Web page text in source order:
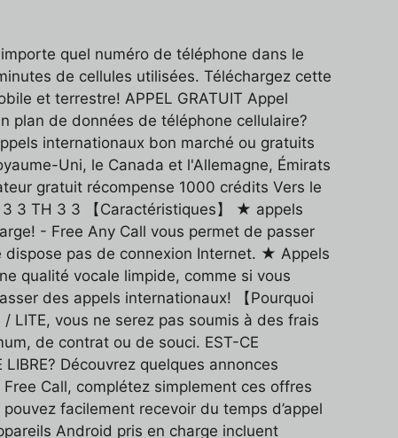
quel numéro de téléphone dans le
de cellules utilisées. Téléchargez cette
et terrestre! APPEL GRATUIT Appel
plan de données de téléphone cellulaire?
internationaux bon marché ou gratuits
Uni, le Canada et l'Allemagne, Émirats
gratuit récompense 1000 crédits Vers le
3 3 TH 3 3 【Caractéristiques】 ★ appels
- Free Any Call vous permet de passer
pas de connexion Internet. ★ Appels
qualité vocale limpide, comme si vous
des appels internationaux! 【Pourquoi
vous ne serez pas soumis à des frais
de contrat ou de souci. EST-CE
Découvrez quelques annonces
Call, complétez simplement ces offres
facilement recevoir du temps d’appel
Android pris en charge incluent